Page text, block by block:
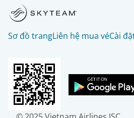
Sơ đồ trangLiên hệ mua véCài